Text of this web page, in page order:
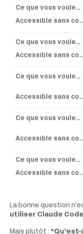
La bonne question
utiliser Claude
Mais plutôt :